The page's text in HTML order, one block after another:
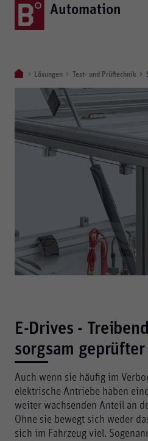
Automation
Lösungen Test- und Prüftechnik
E-Drives -
sorgsam
Auch wenn sie häufig im
elektrische Antriebe haben
weiter wachsenden Anteil an
Ohne sie bewegt sich weder
sich im Fahrzeug viel.